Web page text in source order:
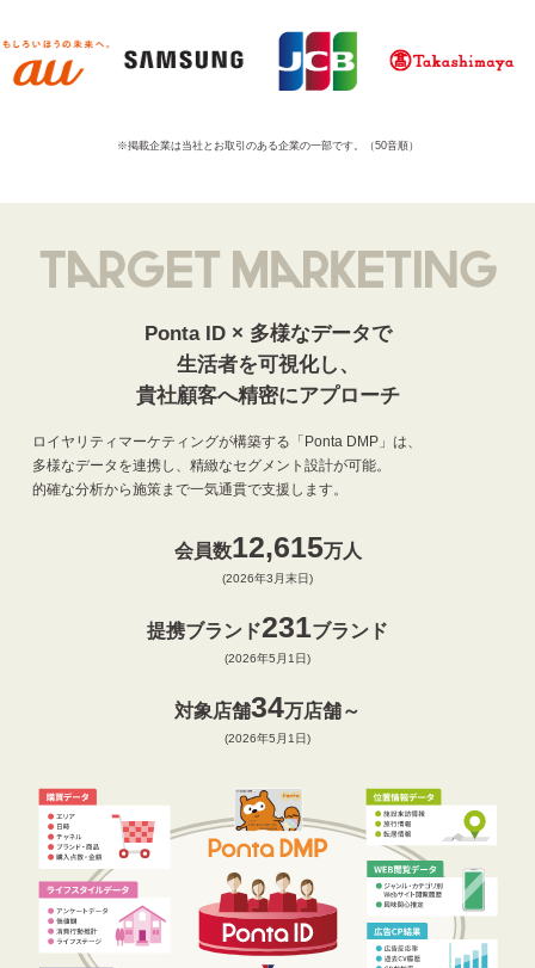
※掲載企業は当社とお取引のある企業の一部です。（50音順）
Ponta ID × 多様なデータで
生活者を可視化し、
貴社顧客へ精密にアプローチ
ロイヤリティマーケティングが構築する「Ponta DMP」は、
多様なデータを連携し、精緻なセグメント設計が可能。
的確な分析から施策まで一気通貫で支援します。
会員数12,615万人
(2026年3月末日)
提携ブランド231ブランド
(2026年5月1日)
対象店舗34万店舗～
(2026年5月1日)